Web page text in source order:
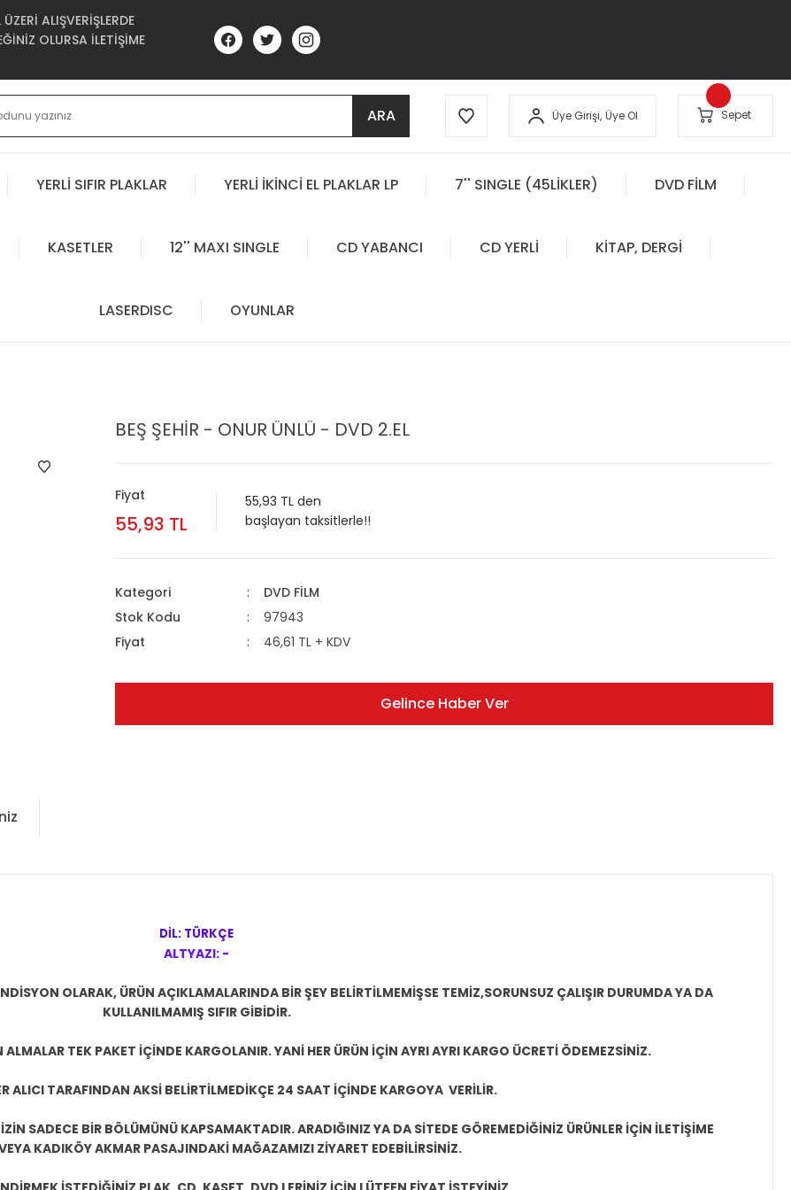
ALIŞVERİŞLERDE
OLURSA İLETİŞİME
ARA Üye Girişi, Üye Ol Sepet
YERLİ SIFIR PLAKLAR YERLİ İKİNCİ EL PLAKLAR LP 7'' SINGLE (45LİKLER) DVD FİLM
KASETLER 12'' MAXI SINGLE CD YABANCI CD YERLİ KİTAP, DERGİ
LASERDISC OYUNLAR
BEŞ ŞEHİR - ONUR ÜNLÜ - DVD 2.EL
Fiyat
55,93 TL
55,93 TL den
başlayan taksitlerle!!
Kategori
DVD FİLM
Stok Kodu
97943
Fiyat
46,61 TL + KDV
Gelince Haber Ver
DİL: TÜRKÇE
ALTYAZI: -
OLARAK, ÜRÜN AÇIKLAMALARINDA BİR ŞEY BELİRTİLMEMİŞSE TEMİZ,SORUNSUZ ÇALIŞIR DURUMDA YA DA
KULLANILMAMIŞ SIFIR GİBİDİR.
TEK PAKET İÇİNDE KARGOLANIR. YANİ HER ÜRÜN İÇİN AYRI AYRI KARGO ÜCRETİ ÖDEMEZSİNİZ.
ALICI TARAFINDAN AKSİ BELİRTİLMEDİKÇE 24 SAAT İÇİNDE KARGOYA VERİLİR.
SADECE BİR BÖLÜMÜNÜ KAPSAMAKTADIR. ARADIĞINIZ YA DA SİTEDE GÖREMEDİĞİNİZ ÜRÜNLER İÇİN İLETİŞİME
KADIKÖY AKMAR PASAJINDAKİ MAĞAZAMIZI ZİYARET EDEBİLİRSİNİZ.